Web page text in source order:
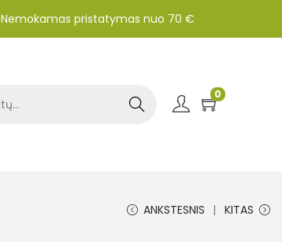
Nemokamas pristatymas nuo 70 €
Search
0
ANKSTESNIS KITAS